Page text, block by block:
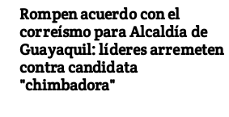
Rompen acuerdo con el
correísmo para Alcaldía de
Guayaquil: líderes arremeten
contra candidata
"chimbadora"